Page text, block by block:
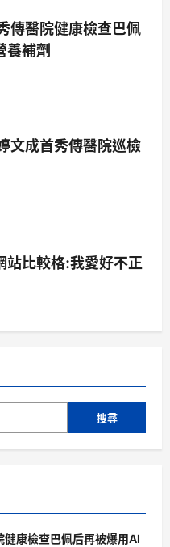
傳醫院健康檢查巴佩
養補劑
文成首秀傳醫院巡檢
站比較格:我愛好不正
搜尋
健康檢查巴佩后再被爆用AI